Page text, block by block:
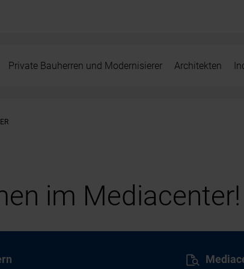
Private Bauherren und Modernisierer Architekten
im